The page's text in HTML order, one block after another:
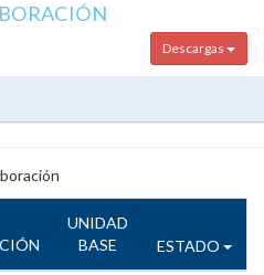
Descargas
UNIDAD
BASE
ESTADO